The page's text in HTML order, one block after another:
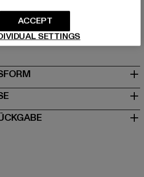
GmbH |info@brandit-wear.com
50672 Köln | DESETTINGS
ACCEPT